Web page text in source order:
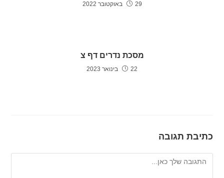
29 באוקטובר 2022
מסכת נדרים דף צ
22 בינואר 2023
כתיבת תגובה
להגיב